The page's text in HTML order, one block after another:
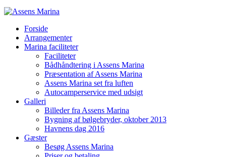
Forside
Arrangementer
Marina faciliteter
Faciliteter
Bådhåndtering i Assens Marina
Præsentation af Assens Marina
Assens Marina set fra luften
Autocamperservice med udsigt
Galleri
Billeder fra Assens Marina
Bygning af bølgebryder, oktober 2013
Havnens dag 2016
Gæster
Besøg Assens Marina